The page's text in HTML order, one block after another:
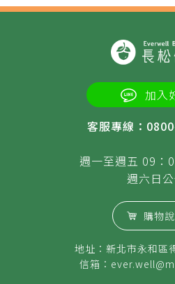
購物
地址：新北市永和區
信箱：
加入
客服專線：
週一至週五 09：
週六日